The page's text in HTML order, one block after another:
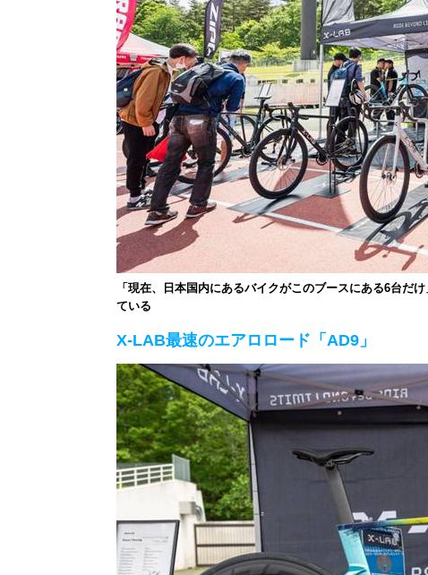
「現在、日本国内にあるバイクがこのブースにある6台だ
ている
X-LAB最速のエアロロード「AD9」